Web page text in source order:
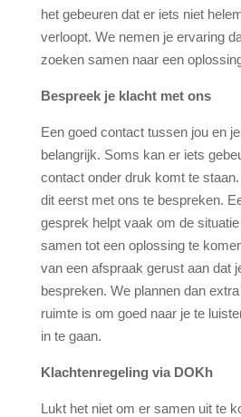
het gebeuren dat er iets niet
verloopt. We nemen je ervaring
zoeken samen naar een
Bespreek je klacht met ons
Een goed contact tussen jou en
belangrijk. Soms kan er iets
contact onder druk komt te
dit eerst met ons te bespreken.
gesprek helpt vaak om de
samen tot een oplossing te
van een afspraak gerust aan dat
bespreken. We plannen dan
ruimte is om goed naar je te
in te gaan.
Klachtenregeling via DOKh
Lukt het niet om er samen uit te